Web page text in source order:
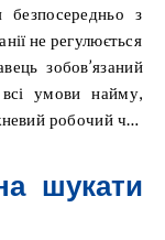
безпосередньо з
не регулюється
зобов’язаний
умови найму,
робочий час
шукати